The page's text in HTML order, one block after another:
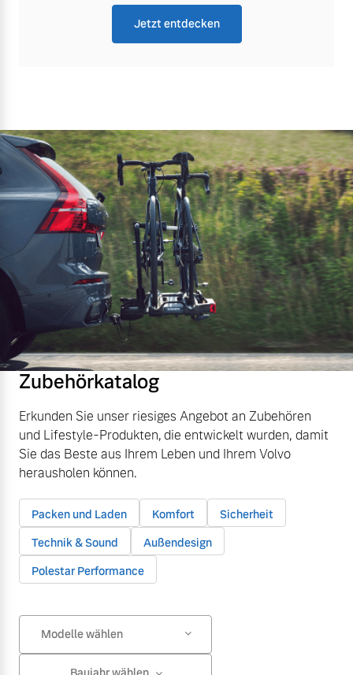
Jetzt entdecken
Zubehörkatalog
Erkunden Sie unser riesiges Angebot an Zubehören
und Lifestyle-Produkten, die entwickelt wurden, damit
Sie das Beste aus Ihrem Leben und Ihrem Volvo
herausholen können.
Packen und Laden Komfort
Sicherheit
Technik & Sound
Außendesign
Polestar Performance
Modelle wählen